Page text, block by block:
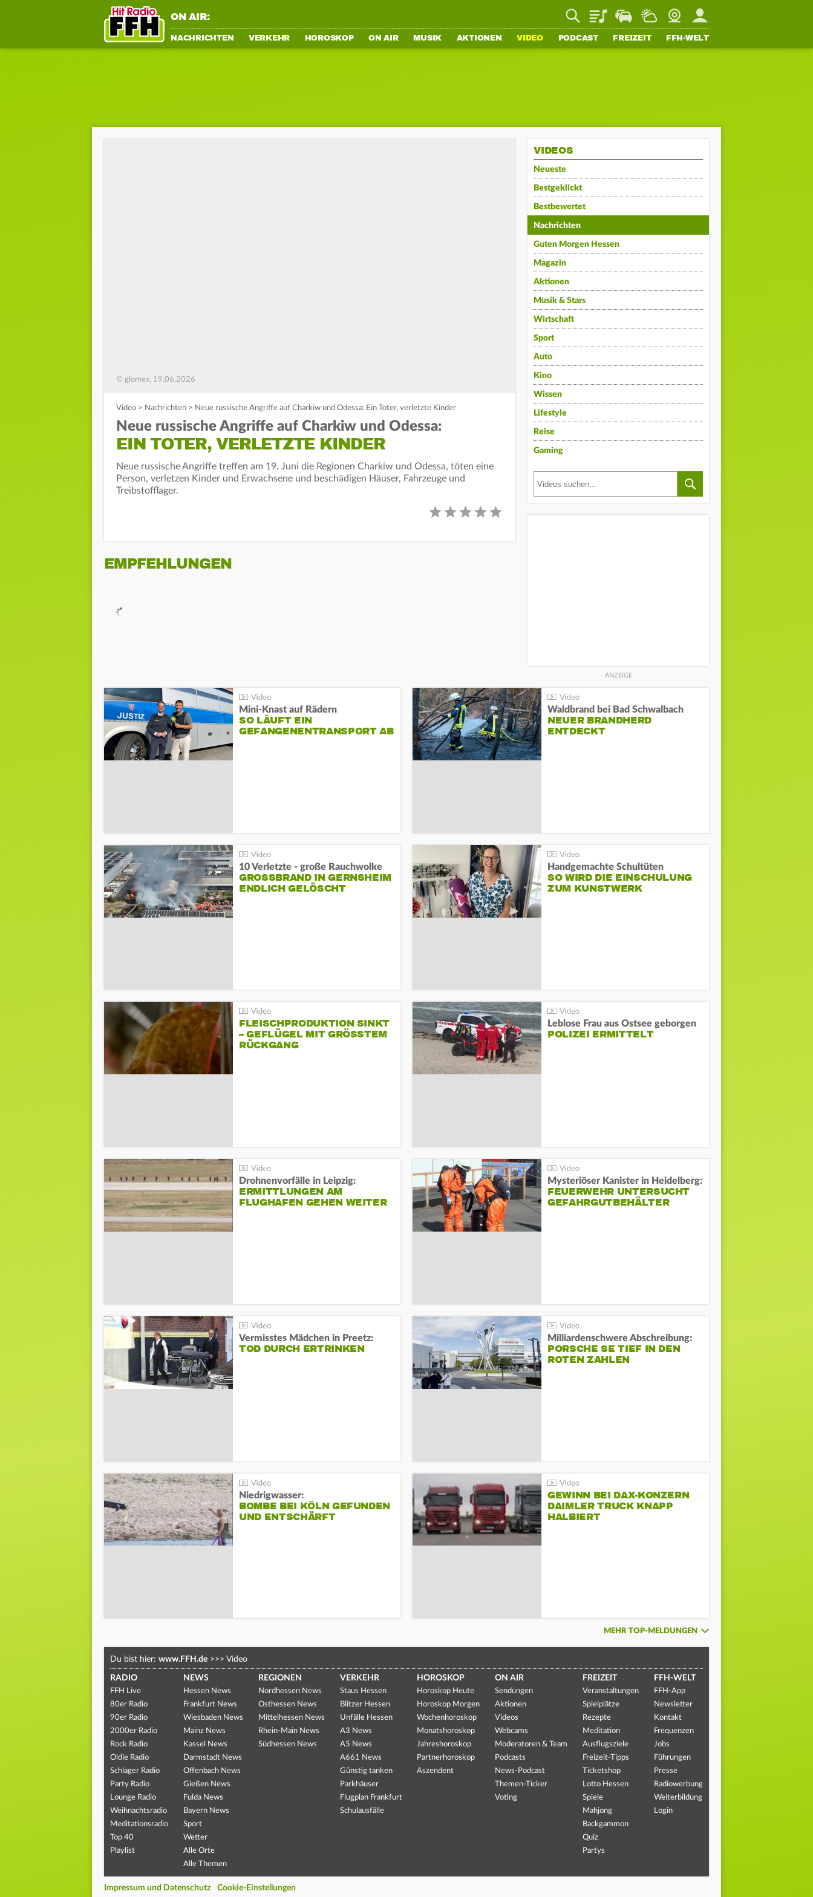
ON AIR: PlaylistStaupilotWetterWebcamMein FFH
NACHRICHTEN VERKEHR HOROSKOP ON AIR MUSIK AKTIONEN VIDEO PODCAST FREIZEIT FFH-WELT
© glomex, 19.06.2026
Video > Nachrichten > Neue russische Angriffe auf Charkiw und Odessa: Ein Toter, verletzte Kinder
Neue russische Angriffe auf Charkiw und Odessa:
EIN TOTER, VERLETZTE KINDER
Neue russische Angriffe treffen am 19. Juni die Regionen Charkiw und Odessa, töten eine
Person, verletzen Kinder und Erwachsene und beschädigen Häuser, Fahrzeuge und
Treibstofflager.
EMPFEHLUNGEN
VIDEOS
Neueste
Bestgeklickt
Bestbewertet
Nachrichten
Guten Morgen Hessen
Magazin
Aktionen
Musik & Stars
Wirtschaft
Sport
Auto
Kino
Wissen
Lifestyle
Reise
Gaming
Mini-Knast auf Rädern
SO LÄUFT EIN
GEFANGENENTRANSPORT AB
Waldbrand bei Bad Schwalbach
NEUER BRANDHERD
ENTDECKT
10 Verletzte - große Rauchwolke
GROSSBRAND IN GERNSHEIM E
NDLICH GELÖSCHT
Handgemachte Schultüten
SO WIRD DIE EINSCHULUNG
ZUM KUNSTWERK
FLEISCHPRODUKTION SINKT
– GEFLÜGEL MIT GRÖSSTEM R
ÜCKGANG
Leblose Frau aus Ostsee geborgen
POLIZEI ERMITTELT
Drohnenvorfälle in Leipzig:
ERMITTLUNGEN AM
FLUGHAFEN GEHEN WEITER
Mysteriöser Kanister in Heidelberg:
FEUERWEHR UNTERSUCHT
GEFAHRGUTBEHÄLTER
Vermisstes Mädchen in Preetz:
TOD DURCH ERTRINKEN
Milliardenschwere Abschreibung:
PORSCHE SE TIEF IN DEN
ROTEN ZAHLEN
Niedrigwasser:
BOMBE BEI KÖLN GEFUNDEN
UND ENTSCHÄRFT
GEWINN BEI DAX-KONZERN
DAIMLER TRUCK KNAPP
HALBIERT
MEHR TOP-MELDUNGEN
Du bist hier: www.FFH.de >>> Video
RADIO
FFH Live
80er Radio
90er Radio
2000er Radio
Rock Radio
Oldie Radio
Schlager Radio
Party Radio
Lounge Radio
Weihnachtsradio
Meditationsradio
Top 40
Playlist
NEWS
Hessen News
Frankfurt News
Wiesbaden News
Mainz News
Kassel News
Darmstadt News
Offenbach News
Gießen News
Fulda News
Bayern News
Sport
Wetter
Alle Orte
Alle Themen
REGIONEN
Nordhessen News
Osthessen News
Mittelhessen News
Rhein-Main News
Südhessen News
VERKEHR
Staus Hessen
Blitzer Hessen
Unfälle Hessen
A3 News
A5 News
A661 News
Günstig tanken
Parkhäuser
Flugplan Frankfurt
Schulausfälle
HOROSKOP
Horoskop Heute
Horoskop Morgen
Wochenhoroskop
Monatshoroskop
Jahreshoroskop
Partnerhoroskop
Aszendent
ON AIR
Sendungen
Aktionen
Videos
Webcams
Moderatoren & Team
Podcasts
News-Podcast
Themen-Ticker
Voting
FREIZEIT
Veranstaltungen
Spielplätze
Rezepte
Meditation
Ausflugsziele
Freizeit-Tipps
Ticketshop
Lotto Hessen
Spiele
Mahjong
Backgammon
Quiz
Partys
FFH-WELT
FFH-App
Newsletter
Kontakt
Frequenzen
Jobs
Führungen
Presse
Radiowerbung
Weiterbildung
Login
Impressum und Datenschutz Cookie-Einstellungen